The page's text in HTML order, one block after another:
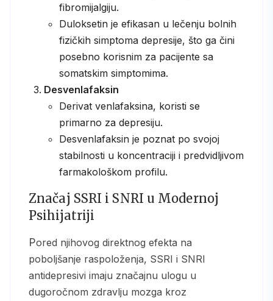
fibromijalgiju.
Duloksetin je efikasan u lečenju bolnih
fizičkih simptoma depresije, što ga čini
posebno korisnim za pacijente sa
somatskim simptomima.
Desvenlafaksin
Derivat venlafaksina, koristi se
primarno za depresiju.
Desvenlafaksin je poznat po svojoj
stabilnosti u koncentraciji i predvidljivom
farmakološkom profilu.
Značaj SSRI i SNRI u Modernoj
Psihijatriji
Pored njihovog direktnog efekta na
poboljšanje raspoloženja, SSRI i SNRI
antidepresivi imaju značajnu ulogu u
dugoročnom zdravlju mozga kroz